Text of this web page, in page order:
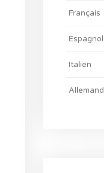
Français
Espagnol
Italien
Allemand